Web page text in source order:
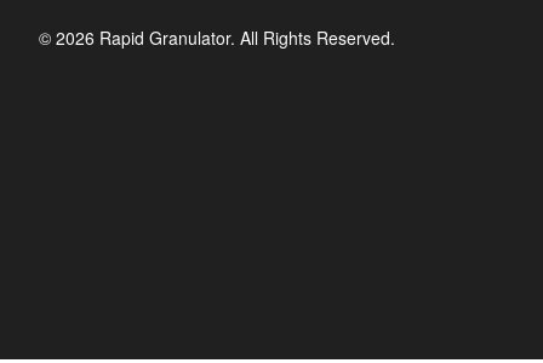
© 2026 Rapid Granulator. All Rights Reserved.